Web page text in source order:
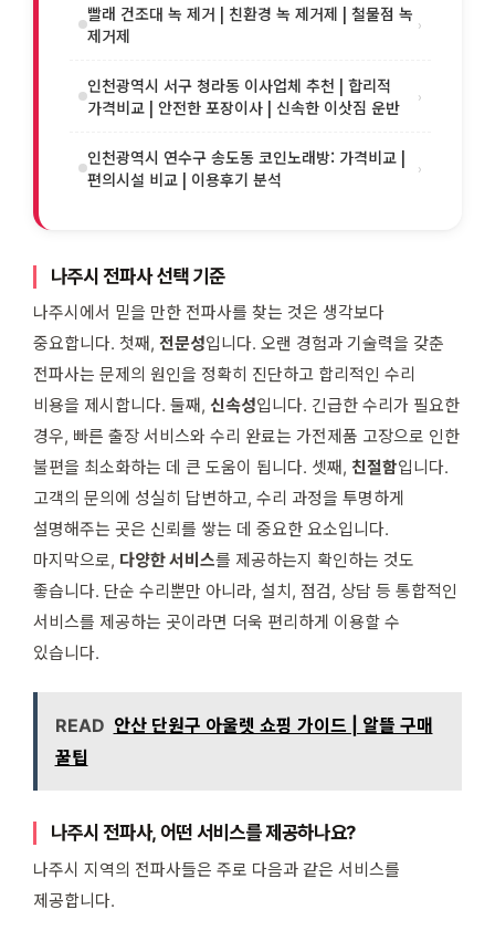
빨래 건조대 녹 제거 | 친환경 녹 제거제 | 철물점 녹
제거제
›
인천광역시 서구 청라동 이사업체 추천 | 합리적
가격비교 | 안전한 포장이사 | 신속한 이삿짐 운반
›
인천광역시 연수구 송도동 코인노래방: 가격비교 |
편의시설 비교 | 이용후기 분석
›
나주시 전파사 선택 기준
나주시에서 믿을 만한 전파사를 찾는 것은 생각보다
중요합니다. 첫째, 전문성입니다. 오랜 경험과 기술력을 갖춘
전파사는 문제의 원인을 정확히 진단하고 합리적인 수리
비용을 제시합니다. 둘째, 신속성입니다. 긴급한 수리가 필요한
경우, 빠른 출장 서비스와 수리 완료는 가전제품 고장으로 인한
불편을 최소화하는 데 큰 도움이 됩니다. 셋째, 친절함입니다.
고객의 문의에 성실히 답변하고, 수리 과정을 투명하게
설명해주는 곳은 신뢰를 쌓는 데 중요한 요소입니다.
마지막으로, 다양한 서비스를 제공하는지 확인하는 것도
좋습니다. 단순 수리뿐만 아니라, 설치, 점검, 상담 등 통합적인
서비스를 제공하는 곳이라면 더욱 편리하게 이용할 수
있습니다.
READ 안산 단원구 아울렛 쇼핑 가이드 | 알뜰 구매
꿀팁
나주시 전파사, 어떤 서비스를 제공하나요?
나주시 지역의 전파사들은 주로 다음과 같은 서비스를
제공합니다.